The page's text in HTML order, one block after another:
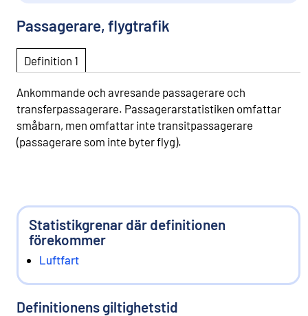
Passagerare, flygtrafik
Definition 1
Ankommande och avresande passagerare och
transferpassagerare. Passagerarstatistiken omfattar
småbarn, men omfattar inte transitpassagerare
(passagerare som inte byter flyg).
Statistikgrenar där definitionen
förekommer
Luftfart
Definitionens giltighetstid